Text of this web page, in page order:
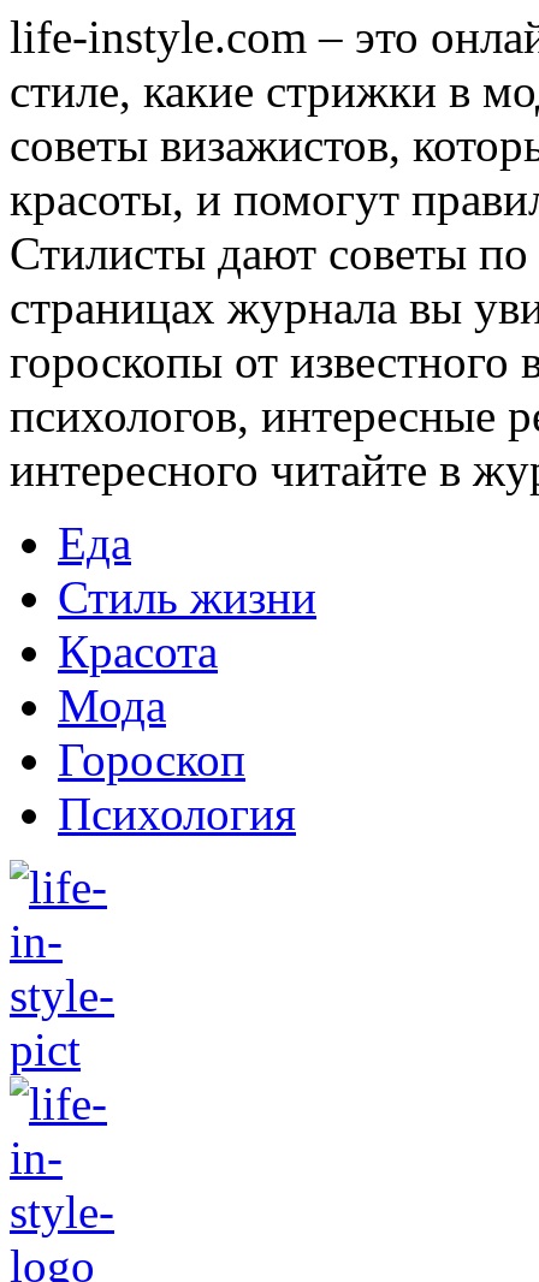
life-instyle.com – это
стиле, какие стрижки в
советы визажистов,
красоты, и помогут
Стилисты дают советы
страницах журнала вы
гороскопы от известного
психологов, интересные
интересного читайте в
Еда
Стиль жизни
Красота
Мода
Гороскоп
Психология